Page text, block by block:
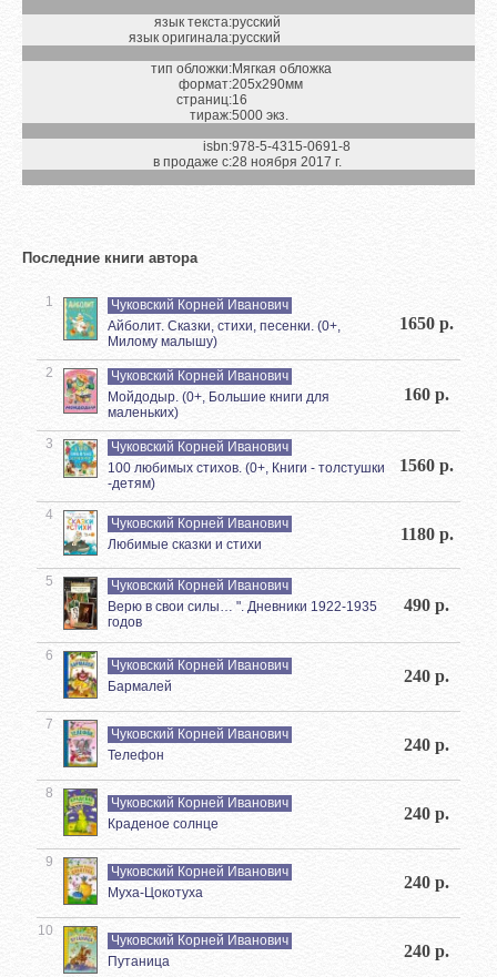
язык текста:русский
язык оригинала:русский
тип обложки:Мягкая обложка
формат:205х290мм
страниц:16
тираж:5000 экз.
isbn:978-5-4315-0691-8
в продаже с:28 ноября 2017 г.
Последние книги автора
1
Чуковский Корней Иванович
Айболит. Сказки, стихи, песенки. (0+,
Милому малышу)
1650 р.
2
Чуковский Корней Иванович
Мойдодыр. (0+, Большие книги для
маленьких)
160 р.
3
Чуковский Корней Иванович
100 любимых стихов. (0+, Книги - толстушки
-детям)
1560 р.
4
Чуковский Корней Иванович
Любимые сказки и стихи
1180 р.
5
Чуковский Корней Иванович
Верю в свои силы… ". Дневники 1922-1935
годов
490 р.
6
Чуковский Корней Иванович
Бармалей
240 р.
7
Чуковский Корней Иванович
Телефон
240 р.
8
Чуковский Корней Иванович
Краденое солнце
240 р.
9
Чуковский Корней Иванович
Муха-Цокотуха
240 р.
10
Чуковский Корней Иванович
Путаница
240 р.